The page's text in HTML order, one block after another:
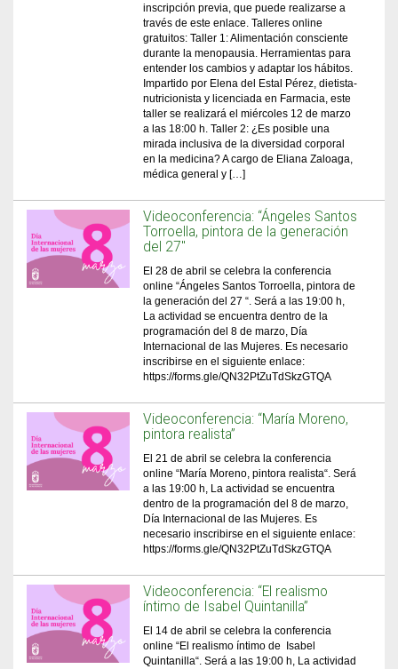
inscripción previa, que puede realizarse a
través de este enlace. Talleres online
gratuitos: Taller 1: Alimentación consciente
durante la menopausia. Herramientas para
entender los cambios y adaptar los hábitos.
Impartido por Elena del Estal Pérez, dietista-
nutricionista y licenciada en Farmacia, este
taller se realizará el miércoles 12 de marzo
a las 18:00 h. Taller 2: ¿Es posible una
mirada inclusiva de la diversidad corporal
en la medicina? A cargo de Eliana Zaloaga,
médica general y […]
Videoconferencia: “Ángeles Santos
Torroella, pintora de la generación
del 27″
El 28 de abril se celebra la conferencia
online “Ángeles Santos Torroella, pintora de
la generación del 27 “. Será a las 19:00 h,
La actividad se encuentra dentro de la
programación del 8 de marzo, Día
Internacional de las Mujeres. Es necesario
inscribirse en el siguiente enlace:
https://forms.gle/QN32PtZuTdSkzGTQA
Videoconferencia: “María Moreno,
pintora realista”
El 21 de abril se celebra la conferencia
online “María Moreno, pintora realista“. Será
a las 19:00 h, La actividad se encuentra
dentro de la programación del 8 de marzo,
Día Internacional de las Mujeres. Es
necesario inscribirse en el siguiente enlace:
https://forms.gle/QN32PtZuTdSkzGTQA
Videoconferencia: “El realismo
íntimo de Isabel Quintanilla”
El 14 de abril se celebra la conferencia
online “El realismo íntimo de Isabel
Quintanilla“. Será a las 19:00 h, La actividad